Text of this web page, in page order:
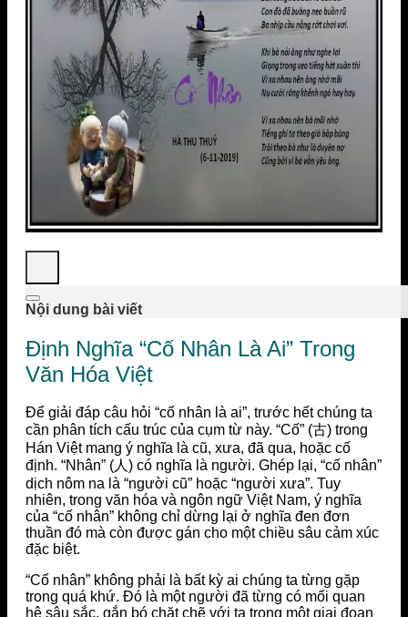
Nội dung bài viết
Định Nghĩa “Cố Nhân Là Ai” Trong
Văn Hóa Việt
Để giải đáp câu hỏi “cố nhân là ai”, trước hết chúng ta
cần phân tích cấu trúc của cụm từ này. “Cố” (古) trong
Hán Việt mang ý nghĩa là cũ, xưa, đã qua, hoặc cố
định. “Nhân” (人) có nghĩa là người. Ghép lại, “cố nhân”
dịch nôm na là “người cũ” hoặc “người xưa”. Tuy
nhiên, trong văn hóa và ngôn ngữ Việt Nam, ý nghĩa
của “cố nhân” không chỉ dừng lại ở nghĩa đen đơn
thuần đó mà còn được gán cho một chiều sâu cảm xúc
đặc biệt.
“Cố nhân” không phải là bất kỳ ai chúng ta từng gặp
trong quá khứ. Đó là một người đã từng có mối quan
hệ sâu sắc, gắn bó chặt chẽ với ta trong một giai đoạn